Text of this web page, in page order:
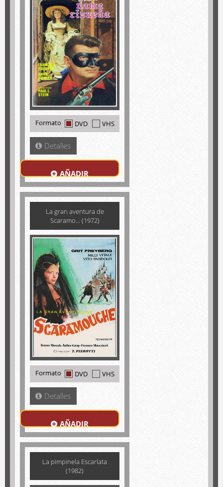
Formato DVD VHS
Detalles
AÑADIR
La gran aventura de
Scaramo... (1972)
Formato DVD VHS
Detalles
AÑADIR
La pimpinela Escarlata
(1982)